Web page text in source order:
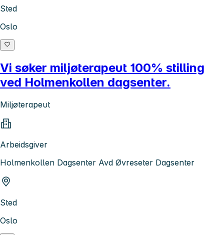
Sted
Oslo
Vi søker miljøterapeut 100% stilling
ved Holmenkollen dagsenter.
Miljøterapeut
Arbeidsgiver
Holmenkollen Dagsenter Avd Øvreseter Dagsenter
Sted
Oslo